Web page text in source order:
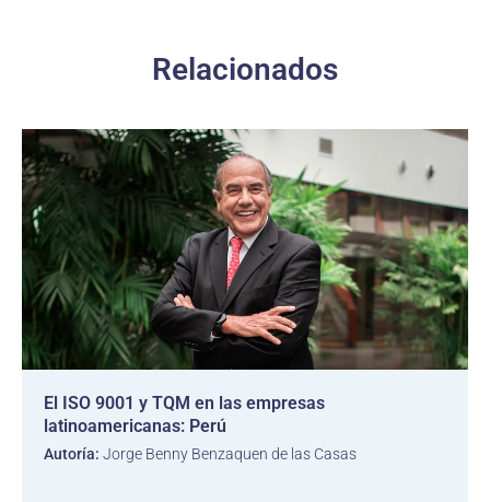
Relacionados
El ISO 9001 y TQM en las empresas
latinoamericanas: Perú
Autoría: Jorge Benny Benzaquen de las Casas